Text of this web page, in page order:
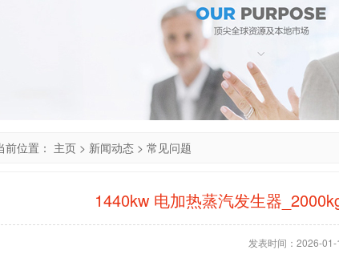
前位置： 主页 > 新闻动态 > 常见问题
1440kw 电加热蒸汽发生器
发表时间：2026-01-